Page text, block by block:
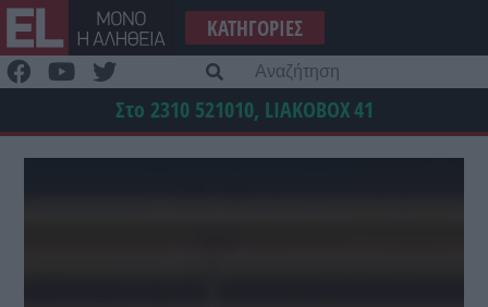
Μετάβαση
στο
περιεχόμενο
ΚΑΤΗΓΟΡΊΕΣ
Στο 2310 521010, LIAKOBOX41